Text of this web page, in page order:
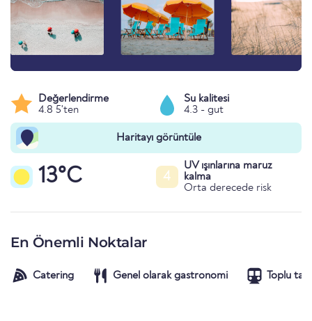
Değerlendirme
4.8 5'ten
Su kalitesi
4.3 - gut
Haritayı görüntüle
13°C 4
UV ışınlarına maruz
kalma
Orta derecede risk
En Önemli Noktalar
Catering Genel olarak gastronomi Toplu